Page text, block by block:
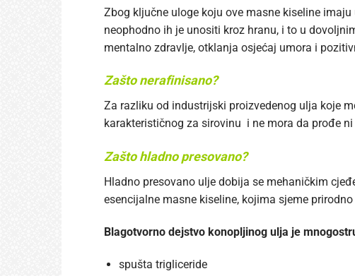
Zbog ključne uloge koju ove masne kiseline
neophodno ih je unositi kroz hranu, i to u
mentalno zdravlje, otklanja osjećaj umora i
Zašto nerafinisano?
Za razliku od industrijski proizvedenog ulja koje
karakterističnog za sirovinu i ne mora da prođe
Zašto hladno presovano?
Hladno presovano ulje dobija se mehaničkim
esencijalne masne kiseline, kojima sjeme
Blagotvorno dejstvo konopljinog ulja je
spušta trigliceride